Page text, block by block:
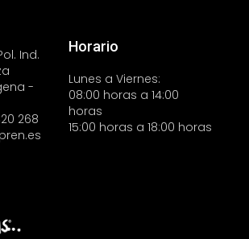
Ind.
-
268
Horario
Lunes a Viernes:
08:00 horas a 14:00
horas
15:00 horas a 18:00 horas